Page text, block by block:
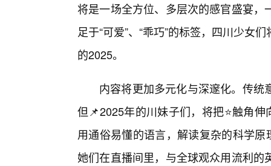
将是一场全方位、多层次的感官盛宴
足于“可爱”、“乖巧”的标签，四川少女
的2025。
内容将更加多元化与深邃化。传
但📌2025年的川妹子们，将把⭐触角
用通俗易懂的语言，解读复杂的科学
她们在直播间里，与全球观众用流利